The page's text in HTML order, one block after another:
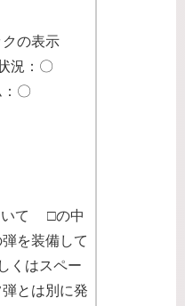
クの表示
況：〇
〇
て □の中
を装備して
くはスペー
とは別に発